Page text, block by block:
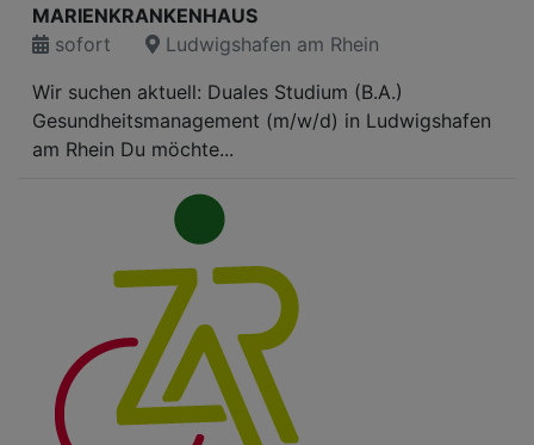
MARIENKRANKENHAUS
sofort
Ludwigshafen am Rhein
Wir suchen aktuell: Duales Studium (B.A.)
Gesundheitsmanagement (m/w/d) in Ludwigshafen
am Rhein Du möchte...